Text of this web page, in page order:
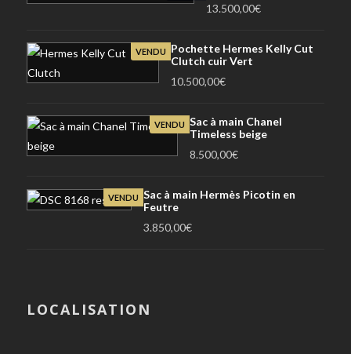
13.500,00€
VENDU
Pochette Hermes Kelly Cut
Clutch cuir Vert
10.500,00€
VENDU Sac à main Chanel
Timeless beige
8.500,00€
VENDU Sac à main Hermès Picotin en
Feutre
3.850,00€
LOCALISATION